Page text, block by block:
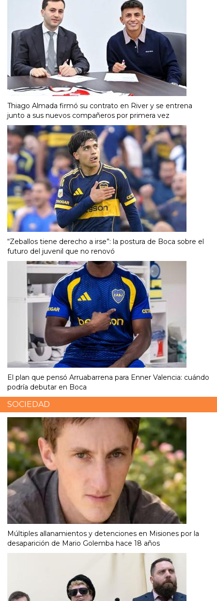
Thiago Almada firmó su contrato en River y se entrena
junto a sus nuevos compañeros por primera vez
“Zeballos tiene derecho a irse”: la postura de Boca sobre el
futuro del juvenil que no renovó
El plan que pensó Arruabarrena para Enner Valencia: cuándo
podría debutar en Boca
SOCIEDAD
Múltiples allanamientos y detenciones en Misiones por la
desaparición de Mario Golemba hace 18 años